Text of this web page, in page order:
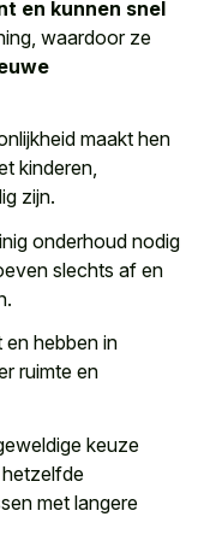
en kunnen snel
waardoor ze
maakt hen
kinderen,
zijn.
onderhoud nodig
slechts af en
hebben in
ruimte en
keuze
hetzelfde
met langere